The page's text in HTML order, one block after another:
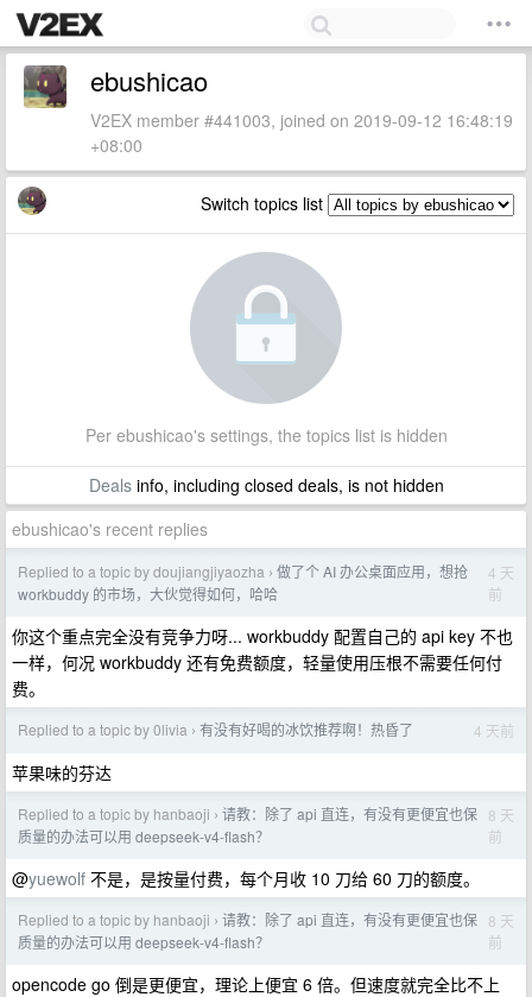
ebushicao
V2EX member #441003, joined on 2019-09-12 16:48:19
+08:00
Switch topics list
Per ebushicao's settings, the topics list is hidden
Dealsinfo, including closed deals, is not hidden
ebushicao's recent replies
Replied to a topic by doujiangjiyaozha › 做了个 AI 办公桌面应用，想抢
workbuddy 的市场，大伙觉得如何，哈哈
4 天
前
你这个重点完全没有竞争力呀... workbuddy 配置自己的 api key 不也
一样，何况 workbuddy 还有免费额度，轻量使用压根不需要任何付
费。
Replied to a topic by 0livia › 有没有好喝的冰饮推荐啊！热昏了 4 天前
苹果味的芬达
Replied to a topic by hanbaoji › 请教：除了 api 直连，有没有更便宜也保
质量的办法可以用 deepseek-v4-flash？
8 天
前
@yuewolf 不是，是按量付费，每个月收 10 刀给 60 刀的额度。
Replied to a topic by hanbaoji › 请教：除了 api 直连，有没有更便宜也保
质量的办法可以用 deepseek-v4-flash？
8 天
前
opencode go 倒是更便宜，理论上便宜 6 倍。但速度就完全比不上